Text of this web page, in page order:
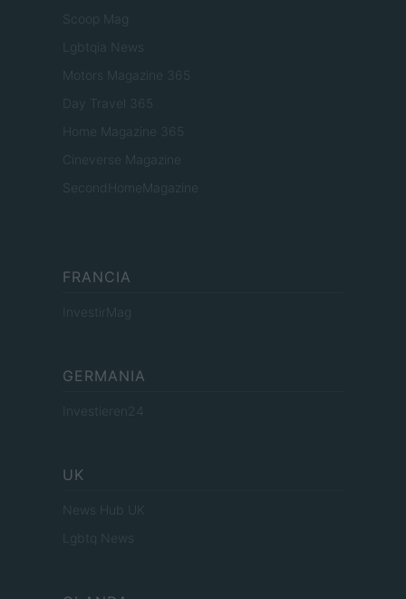
Scoop Mag
Lgbtqia News
Motors Magazine 365
Day Travel 365
Home Magazine 365
Cineverse Magazine
SecondHomeMagazine
FRANCIA
InvestirMag
GERMANIA
Investieren24
UK
News Hub UK
Lgbtq News